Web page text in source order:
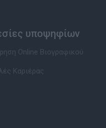
υποψηφίων
Online Βιογραφικού
Καριέρας